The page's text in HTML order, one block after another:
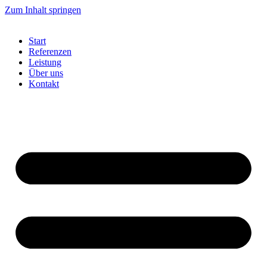
Zum Inhalt springen
Start
Referenzen
Leistung
Über uns
Kontakt